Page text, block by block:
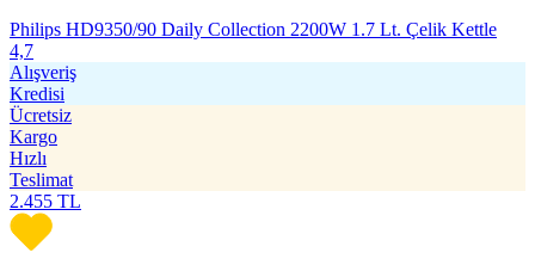
Philips HD9350/90 Daily Collection 2200W 1.7 Lt. Çelik Kettle
4,7
Alışveriş
Kredisi
Ücretsiz
Kargo
Hızlı
Teslimat
2.455 TL